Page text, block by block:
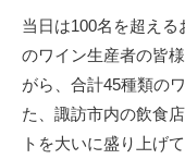
当日は100名を超え
のワイン生産者の皆
がら、合計45種類の
た、諏訪市内の飲食
トを大いに盛り上げ